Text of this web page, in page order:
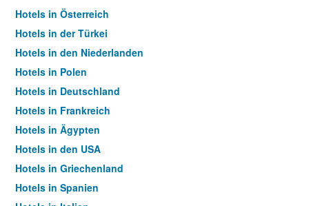
Hotels in Österreich
Hotels in der Türkei
Hotels in den Niederlanden
Hotels in Polen
Hotels in Deutschland
Hotels in Frankreich
Hotels in Ägypten
Hotels in den USA
Hotels in Griechenland
Hotels in Spanien